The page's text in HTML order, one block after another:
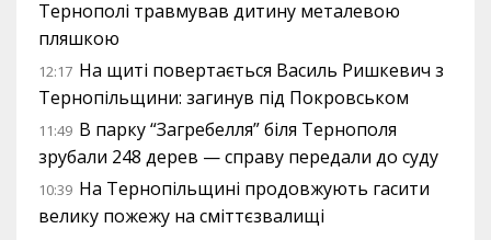
Тернополі травмував дитину металевою
пляшкою
12:17 На щиті повертається Василь Ришкевич з
Тернопільщини: загинув під Покровськом
11:49 В парку “Загребелля” біля Тернополя
зрубали 248 дерев — справу передали до суду
10:39 На Тернопільщині продовжують гасити
велику пожежу на сміттєзвалищі